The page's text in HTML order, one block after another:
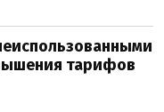
тарифов